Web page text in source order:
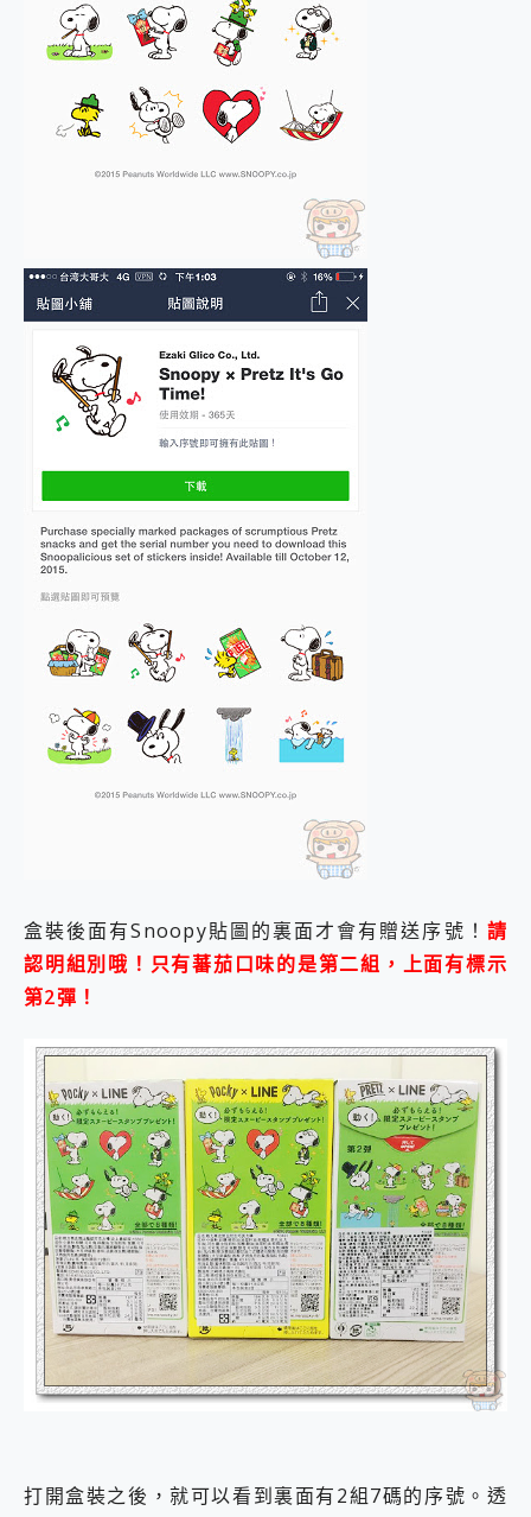
盒裝後面有Snoopy貼圖的裏面才會有贈送序號！ 請
認明組別哦！只有蕃茄口味的是第二組，上面有標示
第2彈！
打開盒裝之後，就可以看到裏面有2組7碼的序號。透